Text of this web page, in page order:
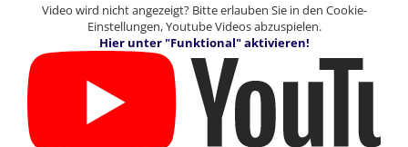
Video wird nicht angezeigt? Bitte erlauben Sie in den Cookie-
Einstellungen, Youtube Videos abzuspielen.
Hier unter "Funktional" aktivieren!